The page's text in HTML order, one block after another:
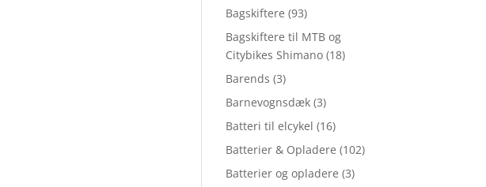
Bagskiftere (93)
Bagskiftere til MTB og
Citybikes Shimano (18)
Barends (3)
Barnevognsdæk (3)
Batteri til elcykel (16)
Batterier & Opladere (102)
Batterier og opladere (3)